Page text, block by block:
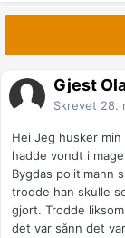
Gjest
Skrevet 28.
Hei Jeg husker
hadde vondt i
Bygdas politimann
trodde han skulle
gjort. Trodde
det var sånn det